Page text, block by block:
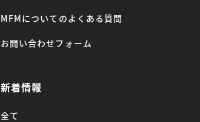
MFMについてのよくある質問
お問い合わせフォーム
新着情報
全て